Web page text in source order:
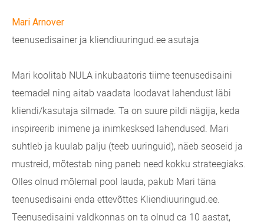
Mari Arnover
teenusedisainer ja kliendiuuringud.ee asutaja
Mari koolitab NULA inkubaatoris tiime teenusedisaini
teemadel ning aitab vaadata loodavat lahendust läbi
kliendi/kasutaja silmade. Ta on suure pildi nägija, keda
inspireerib inimene ja inimkesksed lahendused. Mari
suhtleb ja kuulab palju (teeb uuringuid), näeb seoseid ja
mustreid, mõtestab ning paneb need kokku strateegiaks.
Olles olnud mõlemal pool lauda, pakub Mari täna
teenusedisaini enda ettevõttes Kliendiuuringud.ee.
Teenusedisaini valdkonnas on ta olnud ca 10 aastat,